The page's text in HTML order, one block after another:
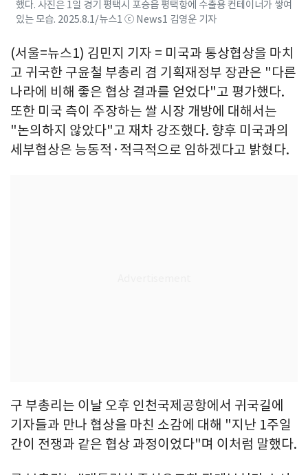
했다. 사진은 1일 경기 평택시 포승읍 평택항에 수출용 컨테이너가 쌓여
있는 모습. 2025.8.1/뉴스1 ⓒ News1 김영운 기자
(서울=뉴스1) 김민지 기자 = 미국과 통상협상을 마치
고 귀국한 구윤철 부총리 겸 기획재정부 장관은 "다른
나라에 비해 좋은 협상 결과를 얻었다"고 평가했다.
또한 미국 측이 주장하는 쌀 시장 개방에 대해서는
"논의하지 않았다"고 재차 강조했다. 향후 미국과의
세부협상은 능동적·적극적으로 임하겠다고 밝혔다.
구 부총리는 이날 오후 인천국제공항에서 귀국길에
기자들과 만나 협상을 마친 소감에 대해 "지난 1주일
간이 전쟁과 같은 협상 과정이었다"며 이처럼 말했다.